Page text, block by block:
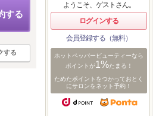
する
する
ようこそ、ゲストさん。
ログインする
会員登録する（無料）
ホットペッパービューティーなら
ポイントが1%たまる！
ためたポイントをつかっておとく
にサロンをネット予約！